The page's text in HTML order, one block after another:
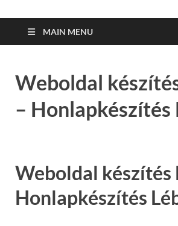
MAIN MENU
Weboldal
– Honlapkészítés
Weboldal készítés
Honlapkészítés